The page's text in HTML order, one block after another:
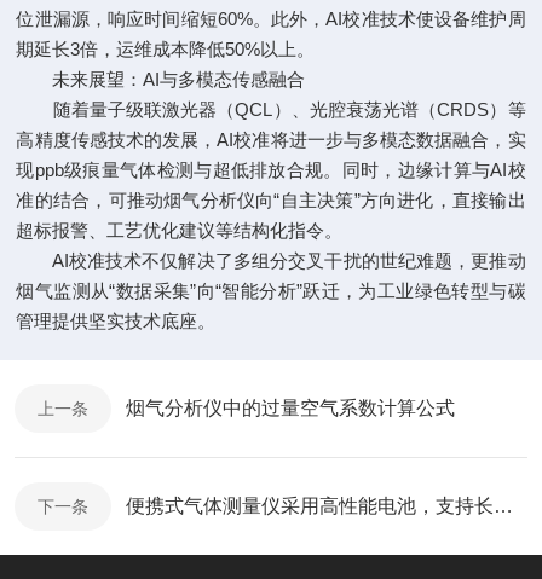
位泄漏源，响应时间缩短60%。此外，AI校准技术使设备维护周
期延长3倍，运维成本降低50%以上。
未来展望：AI与多模态传感融合
随着量子级联激光器（QCL）、光腔衰荡光谱（CRDS）等
高精度传感技术的发展，AI校准将进一步与多模态数据融合，实
现ppb级痕量气体检测与超低排放合规。同时，边缘计算与AI校
准的结合，可推动烟气分析仪向“自主决策”方向进化，直接输出
超标报警、工艺优化建议等结构化指令。
AI校准技术不仅解决了多组分交叉干扰的世纪难题，更推动
烟气监测从“数据采集”向“智能分析”跃迁，为工业绿色转型与碳
管理提供坚实技术底座。
上一条 烟气分析仪中的过量空气系数计算公式
下一条 便携式气体测量仪采用高性能电池，支持长时间持续工作